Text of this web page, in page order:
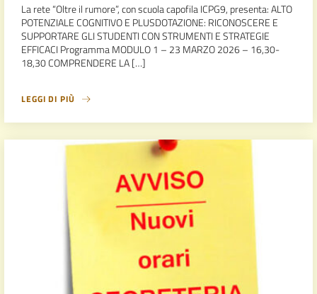
La rete “Oltre il rumore”, con scuola capofila ICPG9, presenta: ALTO
POTENZIALE COGNITIVO E PLUSDOTAZIONE: RICONOSCERE E
SUPPORTARE GLI STUDENTI CON STRUMENTI E STRATEGIE
EFFICACI Programma MODULO 1 – 23 MARZO 2026 – 16,30-
18,30 COMPRENDERE LA […]
LEGGI DI PIÙ